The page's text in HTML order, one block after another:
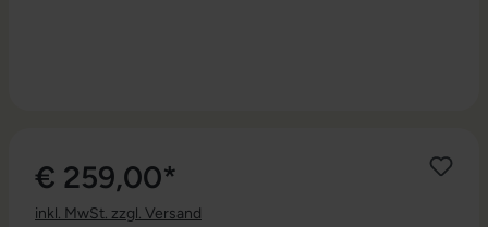
€ 259,00*
inkl. MwSt. zzgl. Versand